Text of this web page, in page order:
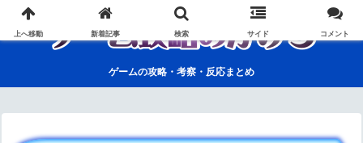
ゲームの攻略・考察・反応まとめ
上へ移動 新着記事 検索 サイド コメント